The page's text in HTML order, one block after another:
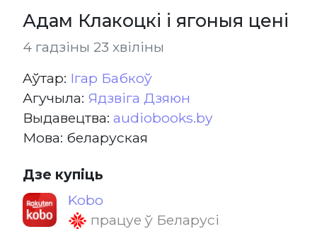
Адам Клакоцкі і ягоныя цені
4 гадзіны 23 хвіліны
Aўтар: Ігар Бабкоў
Агучыла: Ядзвіга Дзяюн
Выдавецтва: audiobooks.by
Мова: беларуская
Дзе купіць
Kobo
працуе ў Беларусі